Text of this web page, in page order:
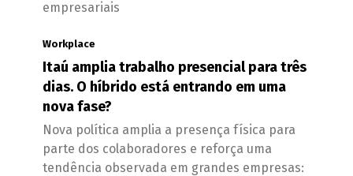
empresariais
Workplace
Itaú amplia trabalho presencial para três
dias. O híbrido está entrando em uma
nova fase?
Nova política amplia a presença física para
parte dos colaboradores e reforça uma
tendência observada em grandes empresas: